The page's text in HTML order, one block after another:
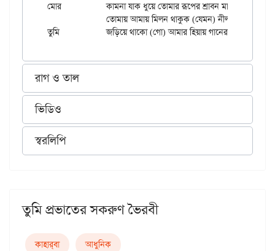
মোর		কামনা যাক ধুয়ে তোমার রূপের শ্রাবন মাসে।
রাগ ও তাল
ভিডিও
স্বরলিপি
তুমি প্রভাতের সকরুণ ভৈরবী
কাহার্‌বা আধুনিক